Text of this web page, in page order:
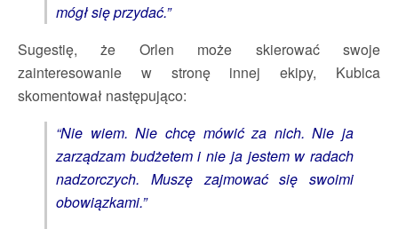
mógł się przydać.”
Sugestię, że Orlen może skierować swoje
zainteresowanie w stronę innej ekipy, Kubica
skomentował następująco:
“Nie wiem. Nie chcę mówić za nich. Nie ja
zarządzam budżetem i nie ja jestem w radach
nadzorczych. Muszę zajmować się swoimi
obowiązkami.”